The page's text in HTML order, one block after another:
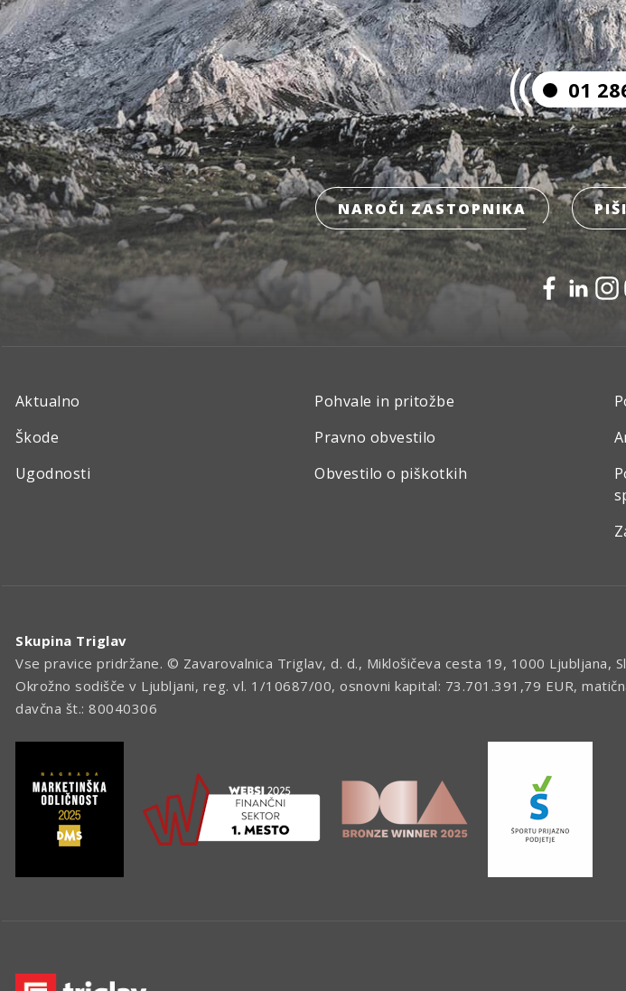
01
NAROČI ZASTOPNIKA
Aktualno
Škode
Ugodnosti
Pohvale in pritožbe
Pravno obvestilo
Obvestilo o piškotkih
Skupina Triglav
Vse pravice pridržane. © Zavarovalnica Triglav, d. d., Miklošičeva cesta 19, 1000 Ljubljana,
Okrožno sodišče v Ljubljani, reg. vl. 1/10687/00, osnovni kapital: 73.701.391,79 EUR,
davčna št.: 80040306